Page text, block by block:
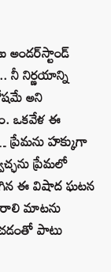
అండర్‌స్టాండ్
నీ నిర్ణయాన్ని
అని
ఒకవేళ ఈ
ప్రేమను హక్కుగా
ప్రేమలో
ఈ విషాద ఘటన
మాటను
పాటు